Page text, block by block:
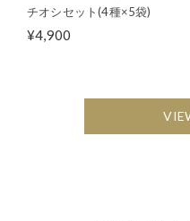
チオシセット(4種×5袋)
¥4,900